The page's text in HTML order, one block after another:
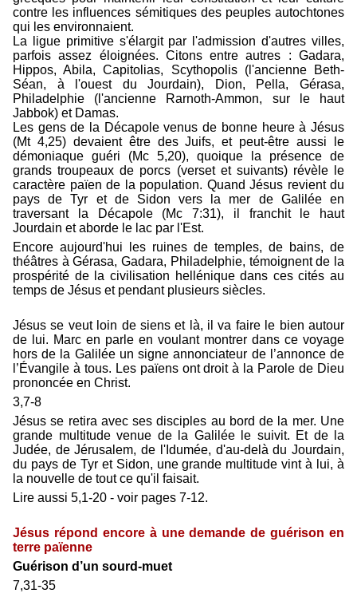
contre les influences sémitiques des peuples autochtones
qui les environnaient.
La ligue primitive s'élargit par l'admission d'autres villes,
parfois assez éloignées. Citons entre autres : Gadara,
Hippos, Abila, Capitolias, Scythopolis (l'ancienne Beth-
Séan, à l'ouest du Jourdain), Dion, Pella, Gérasa,
Philadelphie (l'ancienne Rarnoth-Ammon, sur le haut
Jabbok) et Damas.
Les gens de la Décapole venus de bonne heure à Jésus
(Mt 4,25) devaient être des Juifs, et peut-être aussi le
démoniaque guéri (Mc 5,20), quoique la présence de
grands troupeaux de porcs (verset et suivants) révèle le
caractère païen de la population. Quand Jésus revient du
pays de Tyr et de Sidon vers la mer de Galilée en
traversant la Décapole (Mc 7:31), il franchit le haut
Jourdain et aborde le lac par l'Est.
Encore aujourd'hui les ruines de temples, de bains, de
théâtres à Gérasa, Gadara, Philadelphie, témoignent de la
prospérité de la civilisation hellénique dans ces cités au
temps de Jésus et pendant plusieurs siècles.
Jésus se veut loin de siens et là, il va faire le bien autour
de lui. Marc en parle en voulant montrer dans ce voyage
hors de la Galilée un signe annonciateur de l’annonce de
l’Évangile à tous. Les païens ont droit à la Parole de Dieu
prononcée en Christ.
3,7-8
Jésus se retira avec ses disciples au bord de la mer. Une
grande multitude venue de la Galilée le suivit. Et de la
Judée, de Jérusalem, de l'Idumée, d'au-delà du Jourdain,
du pays de Tyr et Sidon, une grande multitude vint à lui, à
la nouvelle de tout ce qu'il faisait.
Lire aussi 5,1-20 - voir pages 7-12.
Jésus répond encore à une demande de guérison en
terre païenne
Guérison d’un sourd-muet
7,31-35